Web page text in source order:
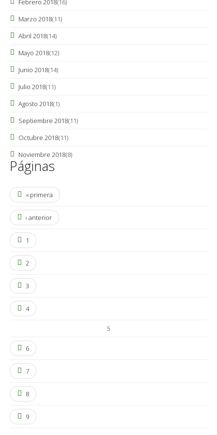
Febrero 2018(16)
Marzo 2018(11)
Abril 2018(14)
Mayo 2018(12)
Junio 2018(14)
Julio 2018(11)
Agosto 2018(1)
Septiembre 2018(11)
Octubre 2018(11)
Noviembre 2018(8)
Páginas
« primera
‹ anterior
1
2
3
4
5
6
7
8
9